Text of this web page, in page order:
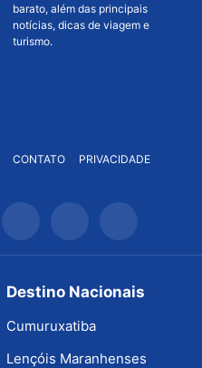
barato, além das principais
notícias, dicas de viagem e
turismo.
CONTATO PRIVACIDADE
Destino Nacionais
Cumuruxatiba
Lençóis Maranhenses